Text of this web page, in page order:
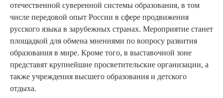
отечественной суверенной системы образования, в том
числе передовой опыт России в сфере продвижения
русского языка в зарубежных странах. Мероприятие станет
площадкой для обмена мнениями по вопросу развития
образования в мире. Кроме того, в выставочной зоне
представят крупнейшие просветительские организации, а
также учреждения высшего образования и детского
отдыха.